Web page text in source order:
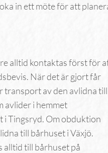
in ett möte för att
alltid kontaktas först för
När det är gjort får
transport av den avlidna till
avlider i hemmet
i Tingsryd. Om obduktion
till bårhuset i Växjö.
alltid till bårhuset på